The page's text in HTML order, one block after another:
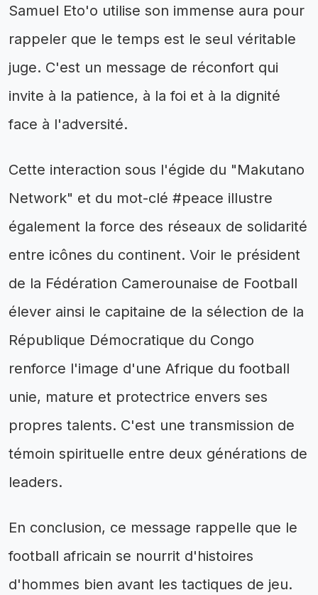
Samuel Eto'o utilise son immense aura pour
rappeler que le temps est le seul véritable
juge. C'est un message de réconfort qui
invite à la patience, à la foi et à la dignité
face à l'adversité.
Cette interaction sous l'égide du "Makutano
Network" et du mot-clé #peace illustre
également la force des réseaux de solidarité
entre icônes du continent. Voir le président
de la Fédération Camerounaise de Football
élever ainsi le capitaine de la sélection de la
République Démocratique du Congo
renforce l'image d'une Afrique du football
unie, mature et protectrice envers ses
propres talents. C'est une transmission de
témoin spirituelle entre deux générations de
leaders.
En conclusion, ce message rappelle que le
football africain se nourrit d'histoires
d'hommes bien avant les tactiques de jeu.